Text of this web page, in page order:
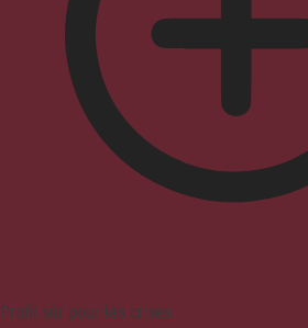
Profil sûr pour les crises